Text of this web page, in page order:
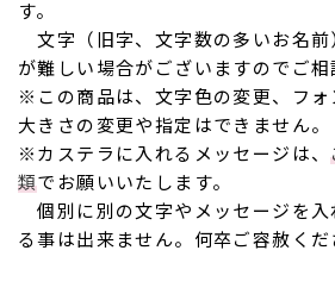
す。
文字（旧字、文字数の多いお名前
が難しい場合がございますのでご相
※この商品は、文字色の変更、フォ
大きさの変更や指定はできません。
※カステラに入れるメッセージは、
類でお願いいたします。
個別に別の文字やメッセージを入
る事は出来ません。何卒ご容赦くだ